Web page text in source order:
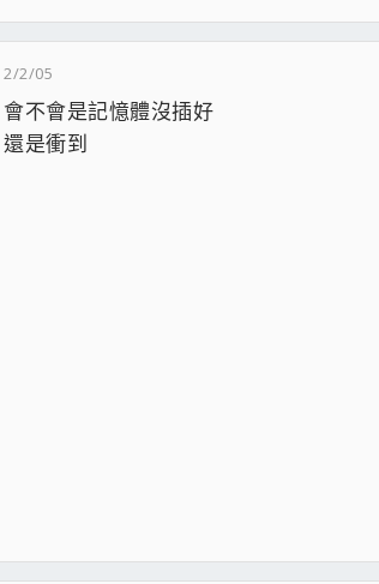
2/2/05
會不會是記憶體沒插好
還是衝到